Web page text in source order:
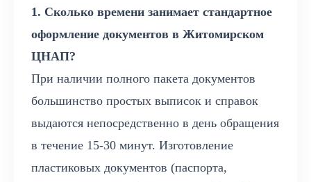
1. Сколько времени занимает стандартное
оформление документов в Житомирском
ЦНАП?
При наличии полного пакета документов
большинство простых выписок и справок
выдаются непосредственно в день обращения
в течение 15-30 минут. Изготовление
пластиковых документов (паспорта,